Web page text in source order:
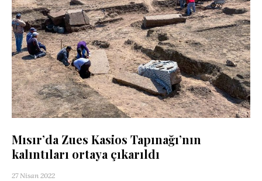
Mısır’da Zues Kasios Tapınağı’nın
kalıntıları ortaya çıkarıldı
27 Nisan 2022